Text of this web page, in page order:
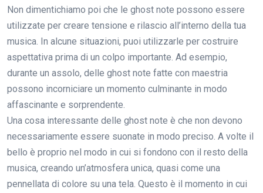
Non dimentichiamo poi che le ghost note possono essere
utilizzate per creare tensione e rilascio all’interno della tua
musica. In alcune situazioni, puoi utilizzarle per costruire
aspettativa prima di un colpo importante. Ad esempio,
durante un assolo, delle ghost note fatte con maestria
possono incorniciare un momento culminante in modo
affascinante e sorprendente.
Una cosa interessante delle ghost note è che non devono
necessariamente essere suonate in modo preciso. A volte il
bello è proprio nel modo in cui si fondono con il resto della
musica, creando un’atmosfera unica, quasi come una
pennellata di colore su una tela. Questo è il momento in cui